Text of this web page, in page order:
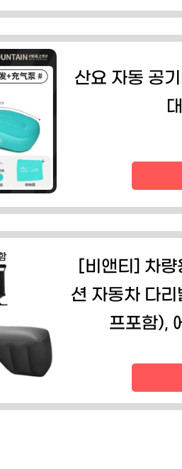
산요 자동 공
[비앤티] 차량
션 자동차 다
프포함),